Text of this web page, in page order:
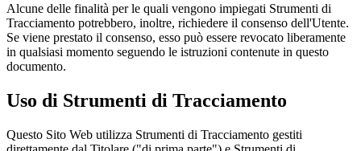
Alcune delle finalità per le quali vengono impiegati Strumenti di
Tracciamento potrebbero, inoltre, richiedere il consenso dell'Utente.
Se viene prestato il consenso, esso può essere revocato liberamente
in qualsiasi momento seguendo le istruzioni contenute in questo
documento.
Uso di Strumenti di Tracciamento
Questo Sito Web utilizza Strumenti di Tracciamento gestiti